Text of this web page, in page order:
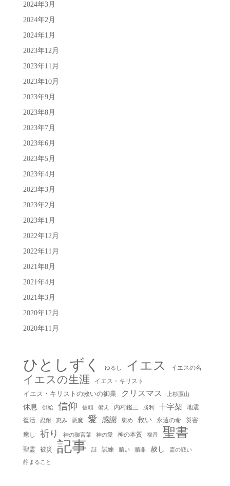
2024年3月
2024年2月
2024年1月
2023年12月
2023年11月
2023年10月
2023年9月
2023年8月
2023年7月
2023年6月
2023年5月
2023年4月
2023年3月
2023年2月
2023年1月
2022年12月
2022年11月
2021年8月
2021年4月
2021年3月
2020年12月
2020年11月
ひとしずく ゆるし イエス イエスの名
イエスの生涯
イエス・キリスト
イエス・キリストの救いの御業
クリスマス 上杉鷹山
休息 供給 信仰 信頼 備え 内村鑑三 勝利 十字架
地震
復活
忍耐 恵み 悪魔 愛 感謝 慰め 救い 永遠の命
災害
癒し
祈り 神の御言葉 神の愛 神の本質 福音 聖書
聖霊 被災 記事 証 試練 贖い 贖罪 赦し 霊の戦い
静まること